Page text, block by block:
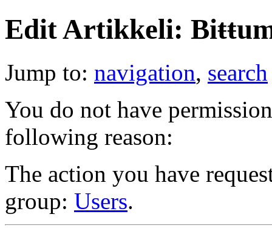
Edit Artikkeli:
Jump to: navigation, search
You do not have
following reason:
The action you have
group: Users.